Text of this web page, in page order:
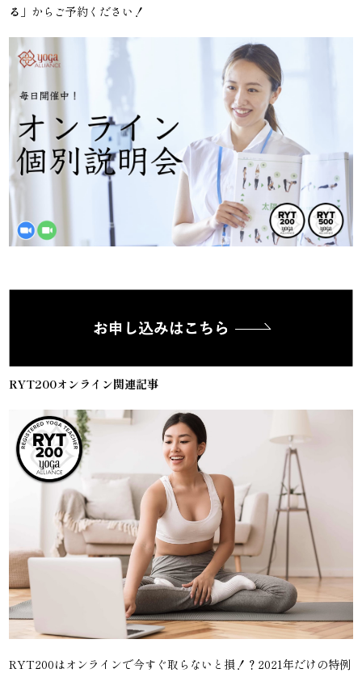
る 」からご予約ください！
RYT200オンライン関連記事
RYT200はオンラインで今すぐ取らないと損！？2021年だけの特例